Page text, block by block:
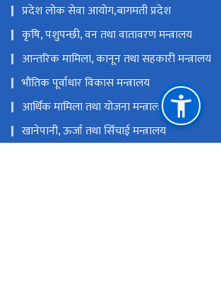
प्रदेश लोक सेवा आयोग,बागमती प्रदेश
कृषि, पशुपन्छी, वन तथा वातावरण मन्त्रालय
आन्तरिक मामिला, कानून तथा सहकारी मन्त्रालय
भौतिक पूर्वाधार विकास मन्त्रालय
आर्थिक मामिला तथा योजना मन्त्रालय
खानेपानी, ऊर्जा तथा सिँचाई मन्त्रालय